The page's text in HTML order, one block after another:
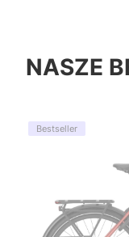
NASZE
Bestseller